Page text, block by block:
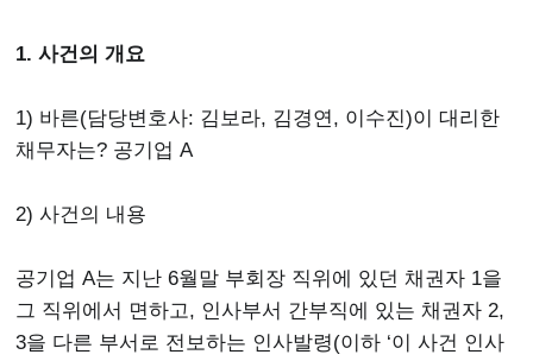
1. 사건의 개요
1) 바른(담당변호사: 김보라, 김경연, 이수진)이 대리한
채무자는? 공기업 A
2) 사건의 내용
공기업 A는 지난 6월말 부회장 직위에 있던 채권자 1을
그 직위에서 면하고, 인사부서 간부직에 있는 채권자 2,
3을 다른 부서로 전보하는 인사발령(이하 ‘이 사건 인사